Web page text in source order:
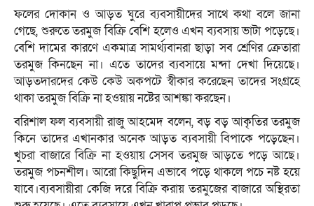
ফলের দোকান ও আড়ত ঘুরে ব্যবসায়ীদের সাথে কথা বলে জানা
গেছে, শুরুতে তরমুজ বিক্রি বেশি হলেও এখন ব্যবসায় ভাটা পড়েছে।
বেশি দামের কারণে একমাত্র সামর্থ্যবানরা ছাড়া সব শ্রেণির ক্রেতারা
তরমুজ কিনছেন না। এতে তাদের ব্যবসায়ে মন্দা দেখা দিয়েছে।
আড়তদারদের কেউ কেউ অকপটে স্বীকার করেছেন তাদের সংগ্রহে
থাকা তরমুজ বিক্রি না হওয়ায় নষ্টের আশঙ্কা করছেন।
বরিশাল ফল ব্যবসায়ী রাজু আহমেদ বলেন, বড় বড় আকৃতির তরমুজ
কিনে তাদের এখানকার অনেক আড়ত ব্যবসায়ী বিপাকে পড়েছেন।
খুচরা বাজারে বিক্রি না হওয়ায় সেসব তরমুজ আড়তে পড়ে আছে।
তরমুজ পচনশীল। আরো কিছুদিন এভাবে পড়ে থাকলে পচে নষ্ট হয়ে
যাবে।ব্যবসায়ীরা কেজি দরে বিক্রি করায় তরমুজের বাজারে অস্থিরতা